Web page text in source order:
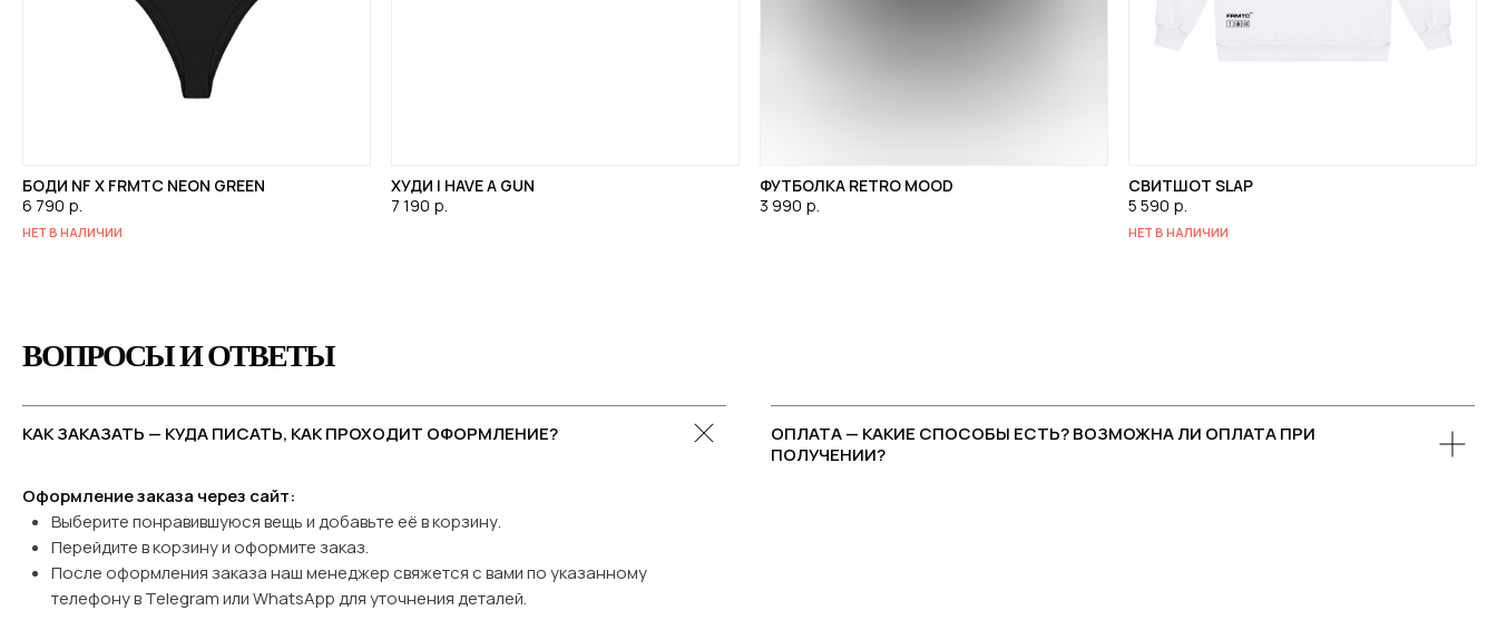
БОДИ NF X FRMTC NEON GREEN
6 790 р.
НЕТ В НАЛИЧИИ
ХУДИ I HAVE A GUN
7 190 р.
ФУТБОЛКА RETRO MOOD
3 990 р.
СВИТШОТ SLAP
5 590 р.
НЕТ В НАЛИЧИИ
ВОПРОСЫ И ОТВЕТЫ
КАК ЗАКАЗАТЬ — КУДА ПИСАТЬ, КАК ПРОХОДИТ ОФОРМЛЕНИЕ?
Оформление заказа через сайт:
Выберите понравившуюся вещь и добавьте её в корзину.
Перейдите в корзину и оформите заказ.
После оформления заказа наш менеджер свяжется с вами по указанному
телефону в Telegram или WhatsAppдля уточнения деталей.
ОПЛАТА — КАКИЕ СПОСОБЫ ЕСТЬ? ВОЗМОЖНА ЛИ ОПЛАТА ПРИ
ПОЛУЧЕНИИ?